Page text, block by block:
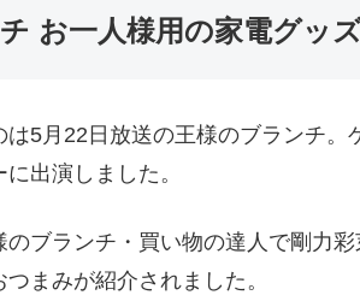
お一人様用の家電グッ
は5月22日放送の王様のブランチ
出演しました。
ブランチ・買い物の達人で剛力
まみが紹介されました。